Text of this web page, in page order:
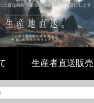
上質な錦鯉・金魚を通販販売でお届けします。
生産者直送販売